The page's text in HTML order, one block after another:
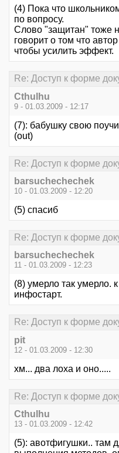
(4) Пока что
по вопросу.
Слово "защитан" тоже
говорит о том что
чтобы усилить эффект.
Re: Доступ к форме
Cthulhu
9 - 01.03.2009 - 12:17
(7): бабушку свою
(out)
Re: Доступ к форме
barsuchechechek
10 - 01.03.2009 - 12:20
(5) спасиб
Re: Доступ к форме
barsuchechechek
11 - 01.03.2009 - 12:23
(8) умерло так умерло.
инфостарт.
Re: Доступ к форме
pit
12 - 01.03.2009 - 12:30
хм... два лоха и оно.....
Re: Доступ к форме
Cthulhu
13 - 01.03.2009 - 12:42
(5): авотфигушки.. там